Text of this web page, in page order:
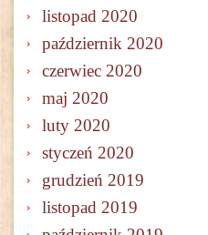
listopad 2020
październik 2020
czerwiec 2020
maj 2020
luty 2020
styczeń 2020
grudzień 2019
listopad 2019